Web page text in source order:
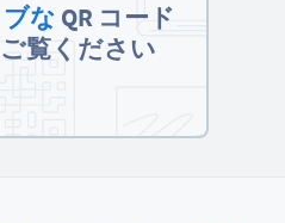
な QR コード
覧ください